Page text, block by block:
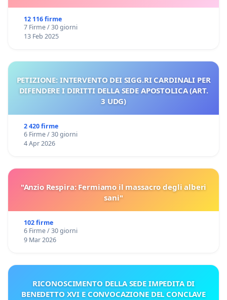
12 116 firme
7 Firme / 30 giorni
13 Feb 2025
PETIZIONE: INTERVENTO DEI SIGG.RI CARDINALI PER
DIFENDERE I DIRITTI DELLA SEDE APOSTOLICA (ART.
3 UDG)
2 420 firme
6 Firme / 30 giorni
4 Apr 2026
"Anzio Respira: Fermiamo il massacro degli alberi
sani"
102 firme
6 Firme / 30 giorni
9 Mar 2026
RICONOSCIMENTO DELLA SEDE IMPEDITA DI
BENEDETTO XVI E CONVOCAZIONE DEL CONCLAVE